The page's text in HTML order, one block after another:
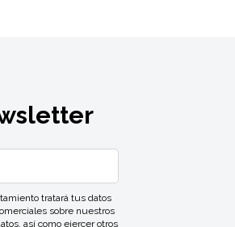
tratará tus datos
sobre nuestros
así como ejercer otros